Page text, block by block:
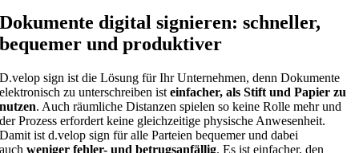
Dokumente digital signieren: schneller,
bequemer und produktiver
D.velop sign ist die Lösung für Ihr Unternehmen, denn Dokumente
elektronisch zu unterschreiben isteinfacher, als Stift und Papier zu
nutzen. Auch räumliche Distanzen spielen so keine Rolle mehr und
der Prozess erfordert keine gleichzeitige physische Anwesenheit.
Damit ist d.velop sign für alle Parteien bequemer und dabei
auchweniger fehler- und betrugsanfällig. Es ist einfacher, den